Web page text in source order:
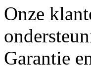
Onze
Garantie